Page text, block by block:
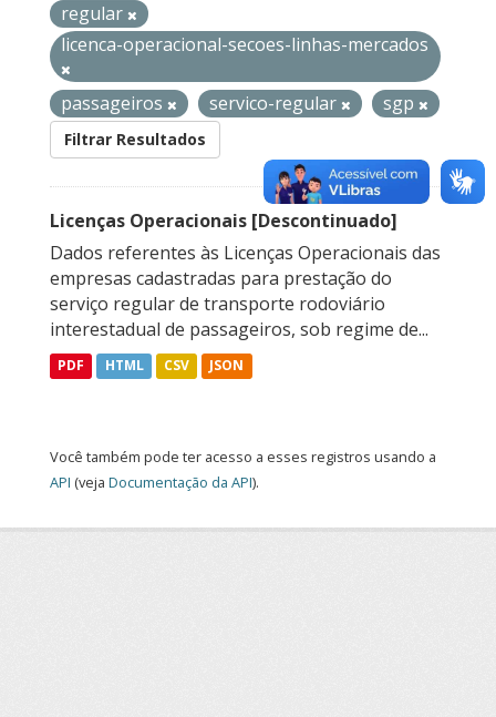
regular
licenca-operacional-secoes-linhas-mercados
passageiros servico-regular sgp
Filtrar Resultados
Licenças Operacionais [Descontinuado]
Dados referentes às Licenças Operacionais das
empresas cadastradas para prestação do
serviço regular de transporte rodoviário
interestadual de passageiros, sob regime de...
PDF HTML CSV JSON
Você também pode ter acesso a esses registros usando a
API (veja Documentação da API).